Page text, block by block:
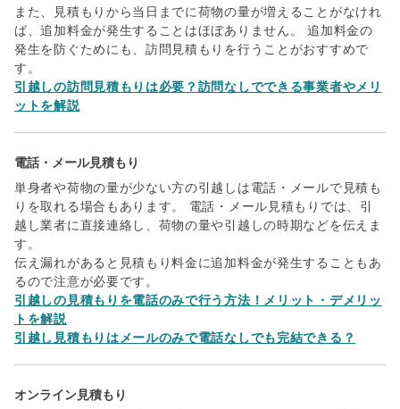
また、見積もりから当日までに荷物の量が増えることがなけれ
ば、追加料金が発生することはほぼありません。 追加料金の
発生を防ぐためにも、訪問見積もりを行うことがおすすめで
す。
引越しの訪問見積もりは必要？訪問なしでできる事業者やメリ
ットを解説
電話・メール見積もり
単身者や荷物の量が少ない方の引越しは電話・メールで見積も
りを取れる場合もあります。 電話・メール見積もりでは、引
越し業者に直接連絡し、荷物の量や引越しの時期などを伝えま
す。
伝え漏れがあると見積もり料金に追加料金が発生することもあ
るので注意が必要です。
引越しの見積もりを電話のみで行う方法！メリット・デメリッ
トを解説
引越し見積もりはメールのみで電話なしでも完結できる？
オンライン見積もり